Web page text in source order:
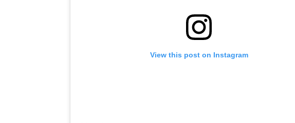
View this post on Instagram